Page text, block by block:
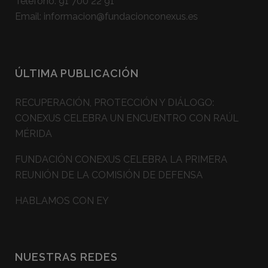
Email: informacion@fundacionconexus.es
ÚLTIMA PUBLICACIÓN
RECUPERACIÓN, PROTECCIÓN Y DIÁLOGO:
CONEXUS CELEBRA UN ENCUENTRO CON RAÚL
MÉRIDA
FUNDACIÓN CONEXUS CELEBRA LA PRIMERA
REUNIÓN DE LA COMISIÓN DE DEFENSA
HABLAMOS CON EY
NUESTRAS REDES